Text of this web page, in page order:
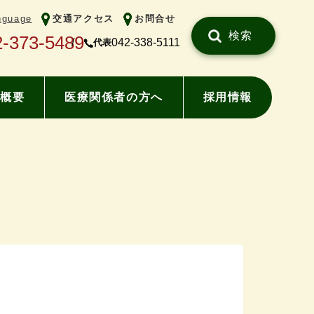
交通アクセス お問合せ
373-5489 代表042-338-5111
検索
要 医療関係者の方へ 採用情報